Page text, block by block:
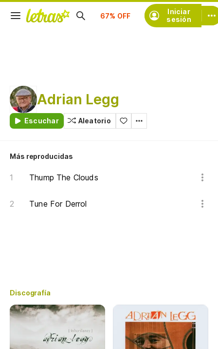
Iniciar
sesión
Suscríbete
Adrian Legg
Escuchar Aleatorio
Más reproducidas
Thump The Clouds
Tune For Derrol
Discografía